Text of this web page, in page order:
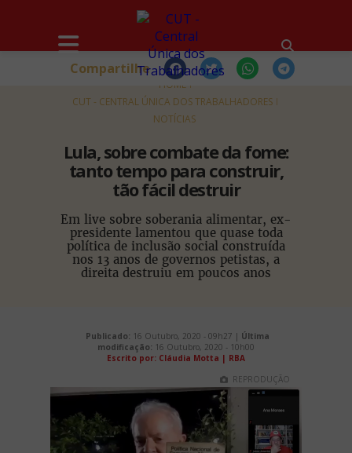
HOME
CUT - CENTRAL ÚNICA DOS TRABALHADORES
NOTÍCIAS
Lula, sobre combate da fome:
tanto tempo para construir,
tão fácil destruir
Em live sobre soberania alimentar, ex-
presidente lamentou que quase toda
política de inclusão social construída
nos 13 anos de governos petistas, a
direita destruiu em poucos anos
Compartilhe
Publicado: 16 Outubro, 2020 - 09h27 | Última
modificação: 16 Outubro, 2020 - 10h00
Escrito por: Cláudia Motta | RBA
REPRODUÇÃO